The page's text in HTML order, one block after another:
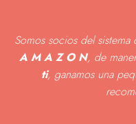
Somos socios del
A M A Z O N, de
ti, ganamos una